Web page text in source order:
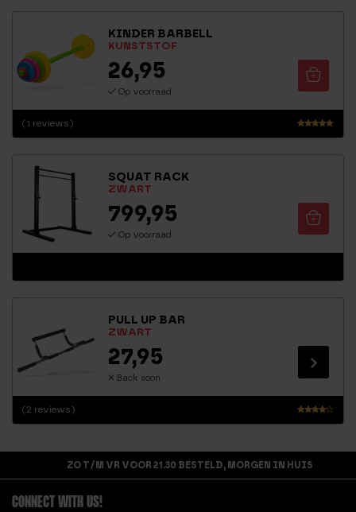
KINDER BARBELL
KUNSTSTOF
Waarderin
(1 reviews)
26,95
Op voorraad
SQUAT RACK
ZWART
799,95
Op voorraad
PULL UP BAR
ZWART
Waarder
uit 5
(2 reviews)
27,95
Back soon
ZO T/M VR VOOR 21.30 BESTELD, MORGEN IN HUIS
CONNECT WITH US!